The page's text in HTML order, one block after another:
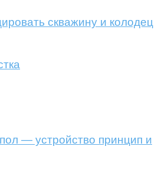
скважину и колодец
— устройство принцип и